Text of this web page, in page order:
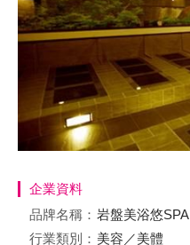
企業資料
品牌名稱： 岩盤美浴悠SPA
行業類別： 美容／美體